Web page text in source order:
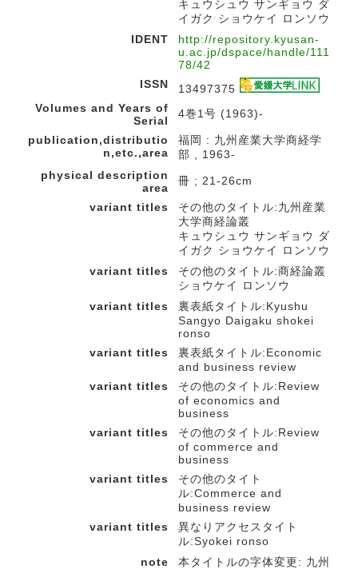
キュウシュウ サンギョウ ダ
イガク ショウケイ ロンソウ
IDENT
http://repository.kyusan-
u.ac.jp/dspace/handle/111
78/42
ISSN
13497375
Volumes and Years of
Serial
4巻1号 (1963)-
publication,distributio
n,etc.,area
福岡 : 九州産業大学商経学
部 , 1963-
physical description
area
冊 ; 21-26cm
variant titles
その他のタイトル:九州産業
大学商経論叢
キュウシュウ サンギョウ ダ
イガク ショウケイ ロンソウ
variant titles
その他のタイトル:商経論叢
ショウケイ ロンソウ
variant titles
裏表紙タイトル:Kyushu
Sangyo Daigaku shokei
ronso
variant titles
裏表紙タイトル:Economic
and business review
variant titles
その他のタイトル:Review
of economics and
business
variant titles
その他のタイトル:Review
of commerce and
business
variant titles
その他のタイト
ル:Commerce and
business review
variant titles
異なりアクセスタイト
ル:Syokei ronso
note
本タイトルの字体変更: 九州